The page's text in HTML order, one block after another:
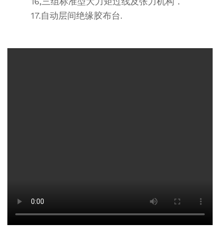
17.自动层间绝缘胶布台.